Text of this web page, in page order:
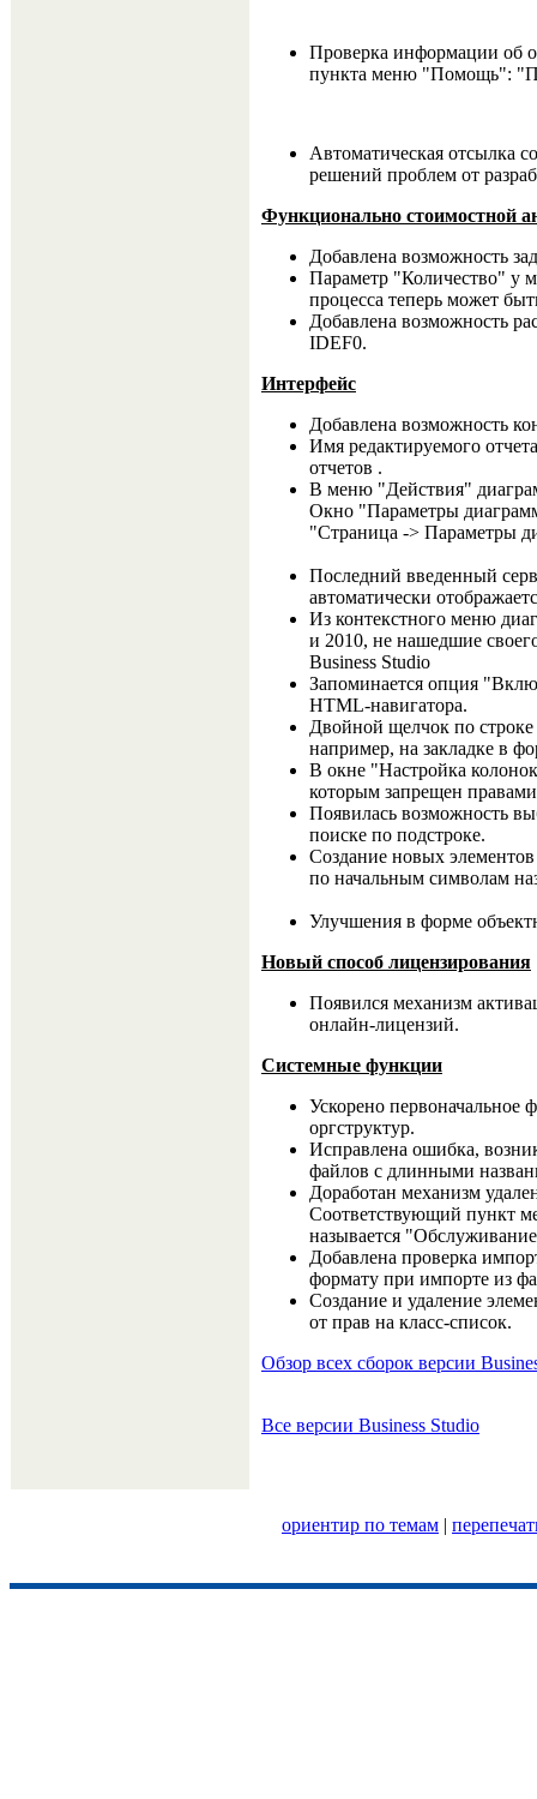
Проверка информации об
пункта меню "Помощь":
Автоматическая отсылка
решений проблем от
Функционально стоимостной
Добавлена возможность
Параметр "Количество" у
процесса теперь может
Добавлена возможность
IDEF0.
Интерфейс
Добавлена возможность
Имя редактируемого
отчетов .
В меню "Действия"
Окно "Параметры
"Страница -> Параметры
Последний введенный
автоматически
Из контекстного меню
и 2010, не нашедшие
Business Studio
Запоминается опция
HTML-навигатора.
Двойной щелчок по строке
например, на закладке в
В окне "Настройка
которым запрещен
Появилась возможность
поиске по подстроке.
Создание новых
по начальным символам
Улучшения в форме
Новый способ лицензирования
Появился механизм
онлайн-лицензий.
Системные функции
Ускорено
оргструктур.
Исправлена ошибка,
файлов с длинными
Доработан механизм
Соответствующий пункт
называется
Добавлена проверка
формату при импорте из
Создание и удаление
от прав на класс-список.
Обзор всех сборок версии
Все версии Business Studio
ориентир по темам |